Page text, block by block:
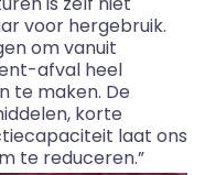
voor hergebruik.
om vanuit
afval heel
te maken. De
korte
laat ons
te reduceren.”